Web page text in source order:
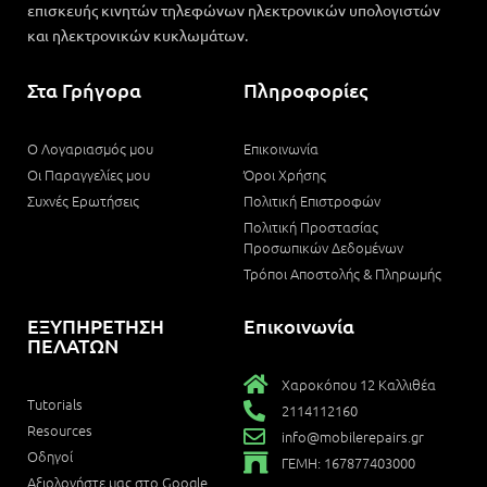
επισκευής κινητών τηλεφώνων ηλεκτρονικών υπολογιστών
και ηλεκτρονικών κυκλωμάτων.
Στα Γρήγορα
Ο Λογαριασμός μου
Οι Παραγγελίες μου
Συχνές Ερωτήσεις
Πληροφορίες
Επικοινωνία
Όροι Χρήσης
Πολιτική Επιστροφών
Πολιτική Προστασίας
Προσωπικών Δεδομένων
Τρόποι Αποστολής & Πληρωμής
ΕΞΥΠΗΡΕΤΗΣΗ
ΠΕΛΑΤΩΝ
Tutorials
Resources
Οδηγοί
Αξιολογήστε μας στο Google
Επικοινωνία
Χαροκόπου 12 Καλλιθέα
2114112160
info@mobilerepairs.gr
ΓΕΜΗ: 167877403000